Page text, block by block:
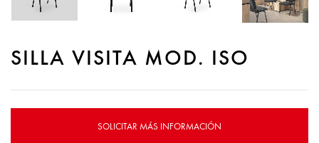
SILLA VISITA MOD. ISO
SOLICITAR MÁS INFORMACIÓN